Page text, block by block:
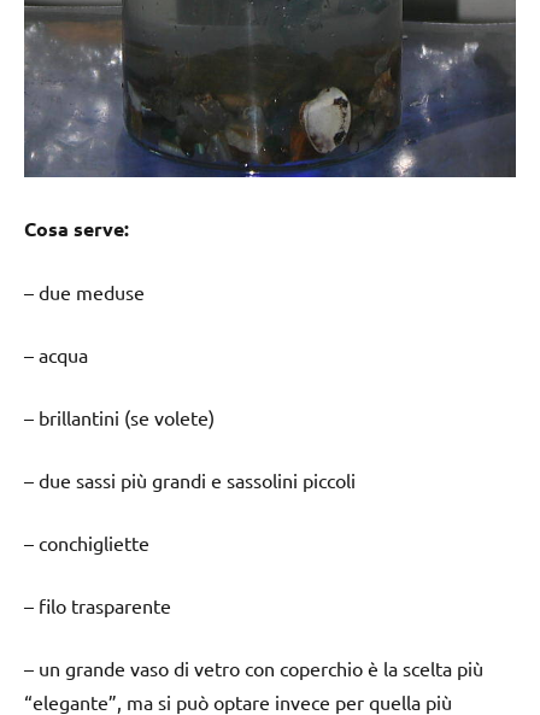
Cosa serve:
– due meduse
– acqua
– brillantini (se volete)
– due sassi più grandi e sassolini piccoli
– conchigliette
– filo trasparente
– un grande vaso di vetro con coperchio è la scelta più
“elegante”, ma si può optare invece per quella più